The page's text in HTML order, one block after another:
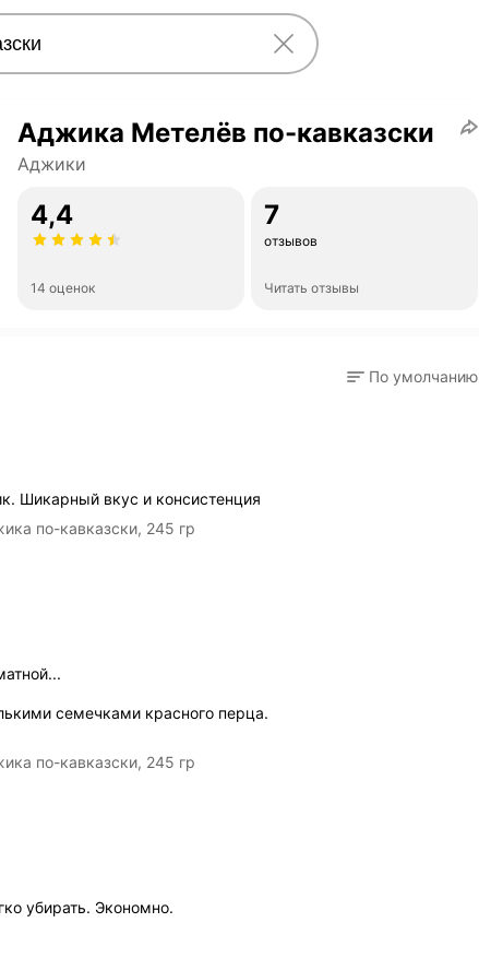
Аджика Метелёв по-кавказски
Аджики
4,4
14 оценок
7
отзывов
Читать отзывы
По умолчанию
Шикарный вкус и консистенция
по-кавказски, 245 гр
семечками красного перца.
по-кавказски, 245 гр
убирать. Экономно.